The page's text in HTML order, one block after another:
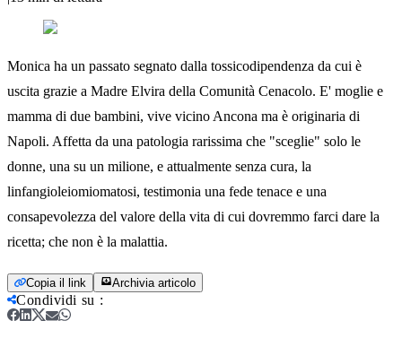
Monica ha un passato segnato dalla tossicodipendenza da cui è
uscita grazie a Madre Elvira della Comunità Cenacolo. E' moglie e
mamma di due bambini, vive vicino Ancona ma è originaria di
Napoli. Affetta da una patologia rarissima che "sceglie" solo le
donne, una su un milione, e attualmente senza cura, la
linfangioleiomiomatosi, testimonia una fede tenace e una
consapevolezza del valore della vita di cui dovremmo farci dare la
ricetta; che non è la malattia.
Copia il link Archivia articolo
Condividi su :